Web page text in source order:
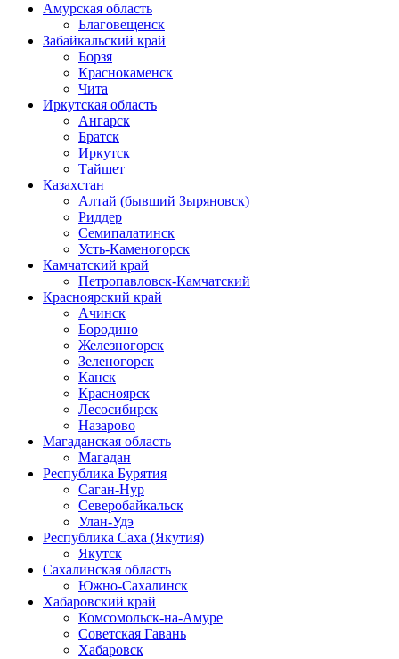
Амурская область
Благовещенск
Забайкальский край
Борзя
Краснокаменск
Чита
Иркутская область
Ангарск
Братск
Иркутск
Тайшет
Казахстан
Алтай (бывший Зыряновск)
Риддер
Семипалатинск
Усть-Каменогорск
Камчатский край
Петропавловск-Камчатский
Красноярский край
Ачинск
Бородино
Железногорск
Зеленогорск
Канск
Красноярск
Лесосибирск
Назарово
Магаданская область
Магадан
Республика Бурятия
Саган-Нур
Северобайкальск
Улан-Удэ
Республика Саха (Якутия)
Якутск
Сахалинская область
Южно-Сахалинск
Хабаровский край
Комсомольск-на-Амуре
Советская Гавань
Хабаровск